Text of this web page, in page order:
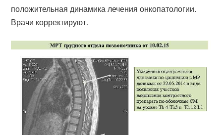
положительная динамика лечения онкопатологии.
Врачи корректируют.